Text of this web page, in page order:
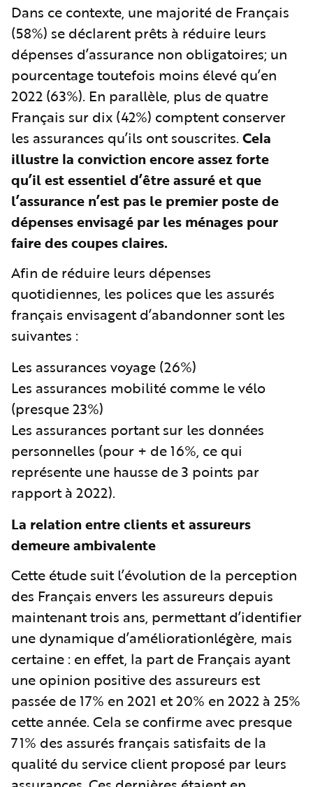
Dans ce contexte, une majorité de Français
(58%) se déclarent prêts à réduire leurs
dépenses d’assurance non obligatoires; un
pourcentage toutefois moins élevé qu’en
2022 (63%). En parallèle, plus de quatre
Français sur dix (42%) comptent conserver
les assurances qu’ils ont souscrites. Cela
illustre la conviction encore assez forte
qu’il est essentiel d’être assuré et que
l’assurance n’est pas le premier poste de
dépenses envisagé par les ménages pour
faire des coupes claires.
Afin de réduire leurs dépenses
quotidiennes, les polices que les assurés
français envisagent d’abandonner sont les
suivantes :
Les assurances voyage (26%)
Les assurances mobilité comme le vélo
(presque 23%)
Les assurances portant sur les données
personnelles (pour + de 16%, ce qui
représente une hausse de 3 points par
rapport à 2022).
La relation entre clients et assureurs
demeure ambivalente
Cette étude suit l’évolution de la perception
des Français envers les assureurs depuis
maintenant trois ans, permettant d’identifier
une dynamique d’améliorationlégère, mais
certaine : en effet, la part de Français ayant
une opinion positive des assureurs est
passée de 17% en 2021 et 20% en 2022 à 25%
cette année. Cela se confirme avec presque
71% des assurés français satisfaits de la
qualité du service client proposé par leurs